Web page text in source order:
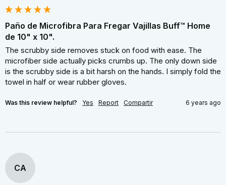
Paño de Microfibra Para Fregar Vajillas Buff™ Home
de 10" x 10".
The scrubby side removes stuck on food with ease. The
microfiber side actually picks crumbs up. The only down side
is the scrubby side is a bit harsh on the hands. I simply fold the
towel in half or wear rubber gloves.
Was this review helpful? Yes Report Compartir 6 years ago
CA